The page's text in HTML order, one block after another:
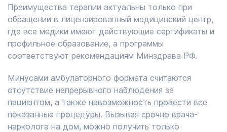
Преимущества терапии актуальны только при
обращении в лицензированный медицинский центр,
где все медики имеют действующие сертификаты и
профильное образование, а программы
соответствуют рекомендациям Минздрава РФ.
Минусами амбулаторного формата считаются
отсутствие непрерывного наблюдения за
пациентом, а также невозможность провести все
показанные процедуры. Вызывая срочно врача-
нарколога на дом, можно получить только